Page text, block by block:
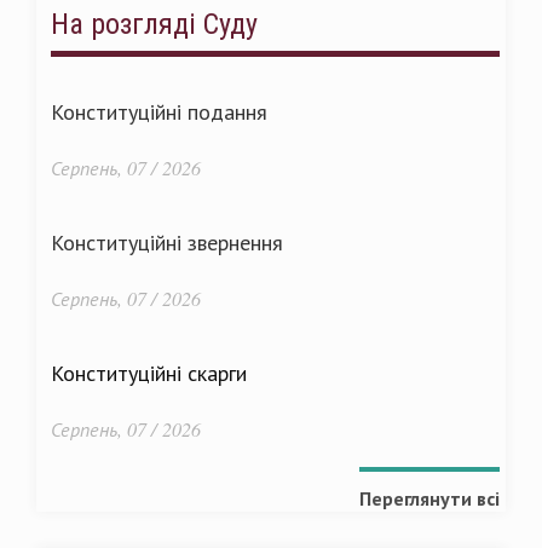
На розгляді Суду
Конституційні подання
Серпень, 07 / 2026
Конституційні звернення
Серпень, 07 / 2026
Конституційні скарги
Серпень, 07 / 2026
Переглянути всі